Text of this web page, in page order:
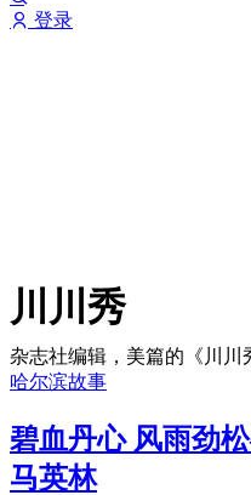
登录
川川秀
杂志社编辑，美篇的《川川
哈尔滨故事
碧血丹心 风雨劲
马英林